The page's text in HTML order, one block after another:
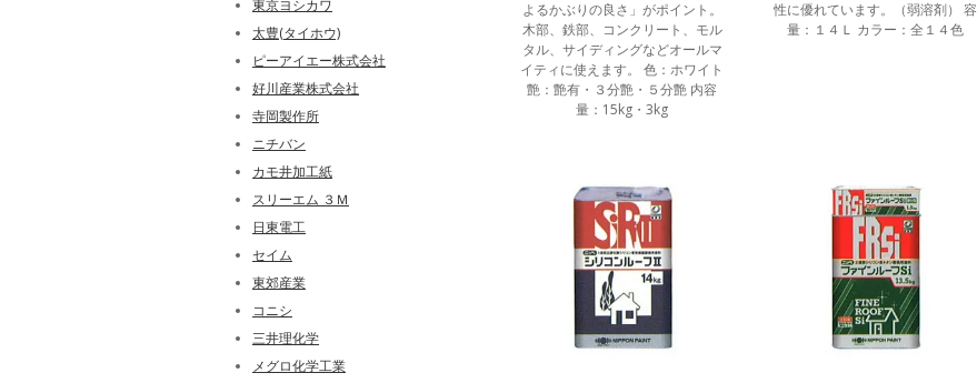
よるかぶりの良さ」がポイント。
木部、鉄部、コンクリート、モル
タル、サイディングなどオールマ
イティに使えます。 色：ホワイト
艶：艶有・３分艶・５分艶 内容
量：15kg・3kg
性に優れています。（弱溶剤） 容
量：１４Ｌ カラー：全１４色
東京ヨシカワ
太豊(タイホウ)
ピーアイエー株式会社
好川産業株式会社
寺岡製作所
ニチバン
カモ井加工紙
スリーエム ３Ｍ
日東電工
セイム
東郊産業
コニシ
三井理化学
メグロ化学工業